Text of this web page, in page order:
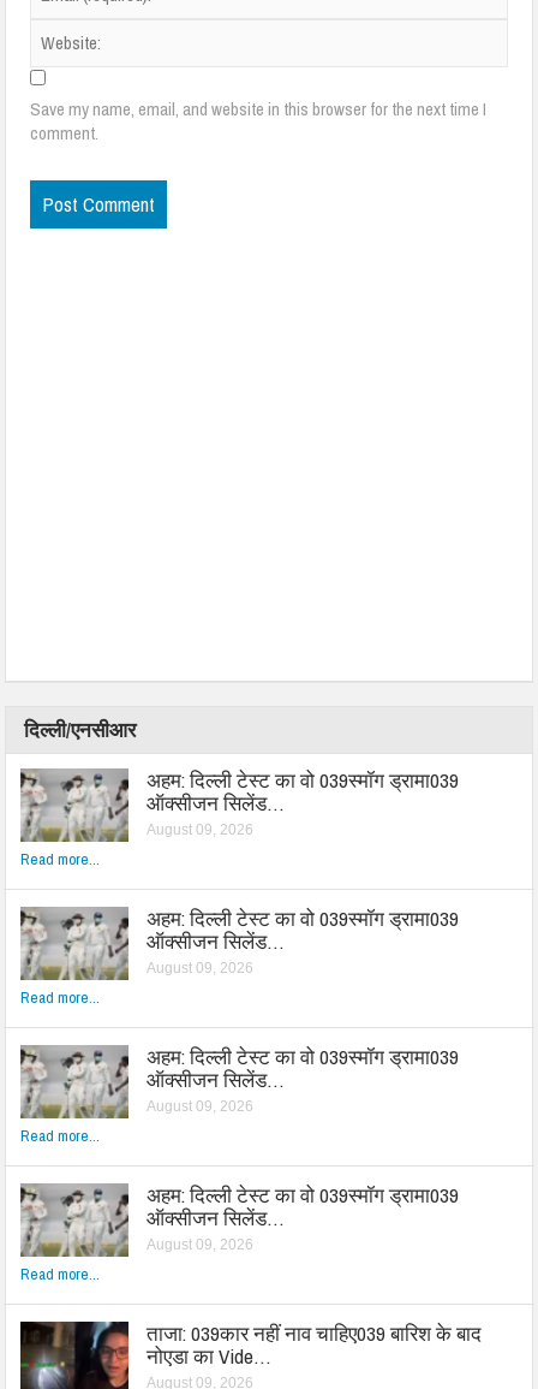
Save my name, email, and website in this browser for the next time I
comment.
दिल्ली/एनसीआर
अहम: दिल्ली टेस्ट का वो 039स्मॉग ड्रामा039
ऑक्सीजन सिलेंड…
August 09, 2026
Read more...
अहम: दिल्ली टेस्ट का वो 039स्मॉग ड्रामा039
ऑक्सीजन सिलेंड…
August 09, 2026
Read more...
अहम: दिल्ली टेस्ट का वो 039स्मॉग ड्रामा039
ऑक्सीजन सिलेंड…
August 09, 2026
Read more...
अहम: दिल्ली टेस्ट का वो 039स्मॉग ड्रामा039
ऑक्सीजन सिलेंड…
August 09, 2026
Read more...
ताजा: 039कार नहीं नाव चाहिए039 बारिश के बाद
नोएडा का Vide…
August 09, 2026